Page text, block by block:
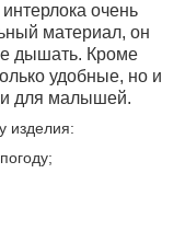
очень
материал, он
дышать. Кроме
удобные, но и
для малышей.
изделия: